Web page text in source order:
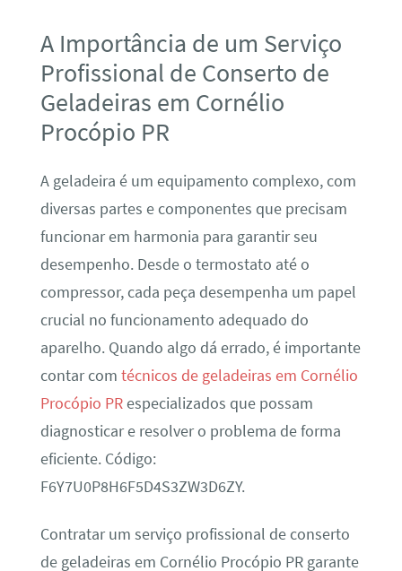
A Importância de um Serviço
Profissional de Conserto de
Geladeiras em Cornélio
Procópio PR
A geladeira é um equipamento complexo, com
diversas partes e componentes que precisam
funcionar em harmonia para garantir seu
desempenho. Desde o termostato até o
compressor, cada peça desempenha um papel
crucial no funcionamento adequado do
aparelho. Quando algo dá errado, é importante
contar com técnicos de geladeiras em Cornélio
Procópio PRespecializados que possam
diagnosticar e resolver o problema de forma
eficiente. Código:
F6Y7U0P8H6F5D4S3ZW3D6ZY.
Contratar um serviço profissional de conserto
de geladeiras em Cornélio Procópio PR garante